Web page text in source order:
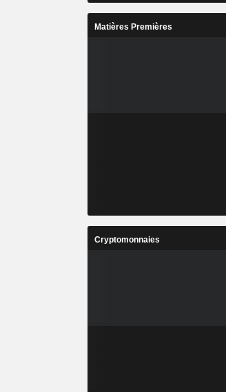
Matières Premières
Cryptomonnaies